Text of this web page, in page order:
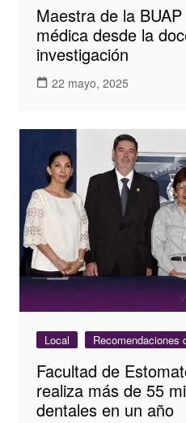
Maestra de la
médica desde la
investigación
22 mayo, 2025
Local Recomendaciones
Facultad de
realiza más de 55
dentales en un año